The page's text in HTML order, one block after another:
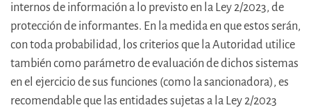
internos de información a lo previsto en la Ley 2/2023, de
protección de informantes. En la medida en que estos serán,
con toda probabilidad, los criterios que la Autoridad utilice
también como parámetro de evaluación de dichos sistemas
en el ejercicio de sus funciones (como la sancionadora), es
recomendable que las entidades sujetas a la Ley 2/2023